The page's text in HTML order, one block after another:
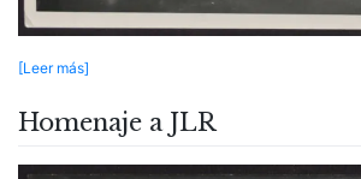
[Leer más]
Homenaje a JLR